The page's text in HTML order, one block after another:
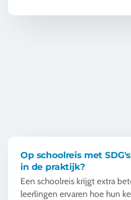
Op schoolreis met
in de praktijk?
Een schoolreis krijgt extra
leerlingen ervaren hoe hun